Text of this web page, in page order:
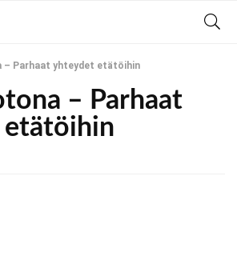
– Parhaat yhteydet etätöihin
– Parhaat